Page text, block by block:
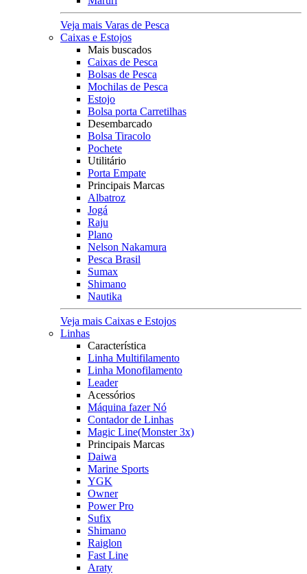
Veja mais Varas de Pesca
Caixas e Estojos
Mais buscados
Caixas de Pesca
Bolsas de Pesca
Mochilas de Pesca
Estojo
Bolsa porta Carretilhas
Desembarcado
Bolsa Tiracolo
Pochete
Utilitário
Porta Empate
Principais Marcas
Albatroz
Jogá
Raju
Plano
Nelson Nakamura
Pesca Brasil
Sumax
Shimano
Nautika
Veja mais Caixas e Estojos
Linhas
Característica
Linha Multifilamento
Linha Monofilamento
Leader
Acessórios
Máquina fazer Nó
Contador de Linhas
Magic Line(Monster 3x)
Principais Marcas
Daiwa
Marine Sports
YGK
Owner
Power Pro
Sufix
Shimano
Raiglon
Fast Line
Araty